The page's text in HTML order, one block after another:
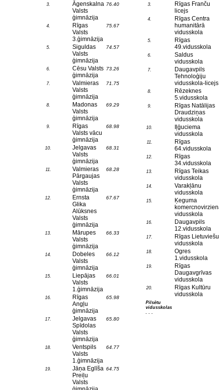
3.
Āgenskalna
Valsts
ģimnāzija
76.40
4.
Rīgas
Valsts
3.ģimnāzija
75.67
5.
Siguldas
Valsts
ģimnāzija
74.57
6.
Cēsu Valsts
ģimnāzija
73.26
7.
Valmieras
Valsts
ģimnāzija
71.75
8.
Madonas
Valsts
ģimnāzija
69.29
9.
Rīgas
Valsts vācu
ģimnāzija
68.98
10.
Jelgavas
Valsts
ģimnāzija
68.31
11.
Valmieras
Pārgaujas
Valsts
ģimnāzija
68.28
12.
Ernsta
Glika
Alūksnes
Valsts
ģimnāzija
67.67
13.
Mārupes
Valsts
ģimnāzija
66.33
14.
Dobeles
Valsts
ģimnāzija
66.12
15.
Liepājas
Valsts
1.ģimnāzija
66.01
16.
Rīgas
Angļu
ģimnāzija
65.98
17.
Jelgavas
Spīdolas
Valsts
ģimnāzija
65.80
18.
Ventspils
Valsts
1.ģimnāzija
64.77
19.
Jāņa Eglīša
Preiļu
Valsts
64.75
3.
Rīgas Franču
licejs
4.
Rīgas Centra
humanitārā
vidusskola
5.
Rīgas
49.vidusskola
6.
Saldus
vidusskola
7.
Daugavpils
Tehnoloģiju
vidusskola-licejs
8.
Rēzeknes
5.vidusskola
9.
Rīgas Natālijas
Draudziņas
vidusskola
10.
Iļģuciema
vidusskola
11.
Rīgas
64.vidusskola
12.
Rīgas
34.vidusskola
13.
Rīgas Teikas
vidusskola
14.
Varakļānu
vidusskola
15.
Ķeguma
vidusskola
16.
Daugavpils
12.vidusskola
17.
Rīgas Lietuviešu
vidusskola
18.
Ogres
1.vidusskola
19.
Rīgas
Daugavgrīvas
vidusskola
20.
Rīgas Kultūru
vidusskola
Pilsētu
vidusskolas
. . .